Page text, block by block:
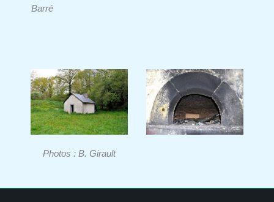
Barré
Photos : B. Girault